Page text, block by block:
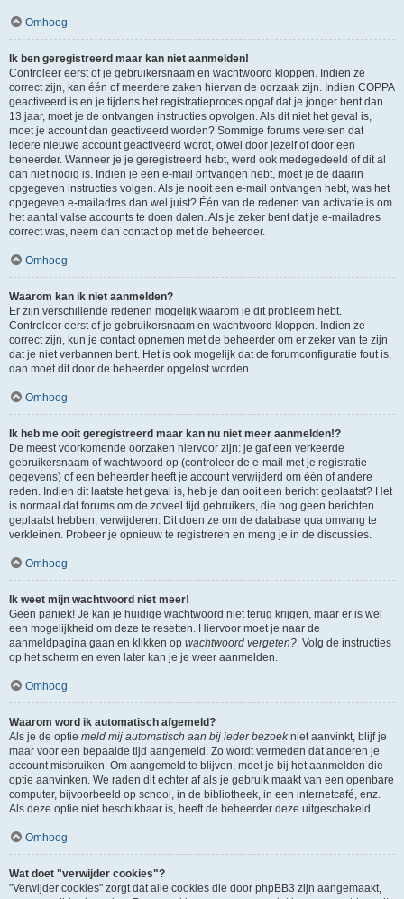
Omhoog
Ik ben geregistreerd maar kan niet aanmelden!
Controleer eerst of je gebruikersnaam en wachtwoord kloppen. Indien ze
correct zijn, kan één of meerdere zaken hiervan de oorzaak zijn. Indien COPPA
geactiveerd is en je tijdens het registratieproces opgaf dat je jonger bent dan
13 jaar, moet je de ontvangen instructies opvolgen. Als dit niet het geval is,
moet je account dan geactiveerd worden? Sommige forums vereisen dat
iedere nieuwe account geactiveerd wordt, ofwel door jezelf of door een
beheerder. Wanneer je je geregistreerd hebt, werd ook medegedeeld of dit al
dan niet nodig is. Indien je een e-mail ontvangen hebt, moet je de daarin
opgegeven instructies volgen. Als je nooit een e-mail ontvangen hebt, was het
opgegeven e-mailadres dan wel juist? Één van de redenen van activatie is om
het aantal valse accounts te doen dalen. Als je zeker bent dat je e-mailadres
correct was, neem dan contact op met de beheerder.
Omhoog
Waarom kan ik niet aanmelden?
Er zijn verschillende redenen mogelijk waarom je dit probleem hebt.
Controleer eerst of je gebruikersnaam en wachtwoord kloppen. Indien ze
correct zijn, kun je contact opnemen met de beheerder om er zeker van te zijn
dat je niet verbannen bent. Het is ook mogelijk dat de forumconfiguratie fout is,
dan moet dit door de beheerder opgelost worden.
Omhoog
Ik heb me ooit geregistreerd maar kan nu niet meer aanmelden!?
De meest voorkomende oorzaken hiervoor zijn: je gaf een verkeerde
gebruikersnaam of wachtwoord op (controleer de e-mail met je registratie
gegevens) of een beheerder heeft je account verwijderd om één of andere
reden. Indien dit laatste het geval is, heb je dan ooit een bericht geplaatst? Het
is normaal dat forums om de zoveel tijd gebruikers, die nog geen berichten
geplaatst hebben, verwijderen. Dit doen ze om de database qua omvang te
verkleinen. Probeer je opnieuw te registreren en meng je in de discussies.
Omhoog
Ik weet mijn wachtwoord niet meer!
Geen paniek! Je kan je huidige wachtwoord niet terug krijgen, maar er is wel
een mogelijkheid om deze te resetten. Hiervoor moet je naar de
aanmeldpagina gaan en klikken op wachtwoord vergeten?. Volg de instructies
op het scherm en even later kan je je weer aanmelden.
Omhoog
Waarom word ik automatisch afgemeld?
Als je de optie meld mij automatisch aan bij ieder bezoekniet aanvinkt, blijf je
maar voor een bepaalde tijd aangemeld. Zo wordt vermeden dat anderen je
account misbruiken. Om aangemeld te blijven, moet je bij het aanmelden die
optie aanvinken. We raden dit echter af als je gebruik maakt van een openbare
computer, bijvoorbeeld op school, in de bibliotheek, in een internetcafé, enz.
Als deze optie niet beschikbaar is, heeft de beheerder deze uitgeschakeld.
Omhoog
Wat doet "verwijder cookies"?
"Verwijder cookies" zorgt dat alle cookies die door phpBB3 zijn aangemaakt,